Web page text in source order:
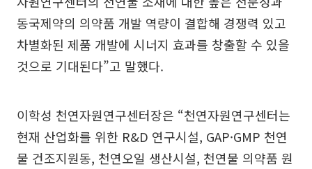
동국제약의 의약품 개발 역량이 결합해 경쟁력 있고
차별화된 제품 개발에 시너지 효과를 창출할 수 있을
것으로 기대된다”고 말했다.
이학성 천연자원연구센터장은 “천연자원연구센터는
현재 산업화를 위한 R&D 연구시설, GAP·GMP 천연
물 건조지원동, 천연오일 생산시설, 천연물 의약품 원